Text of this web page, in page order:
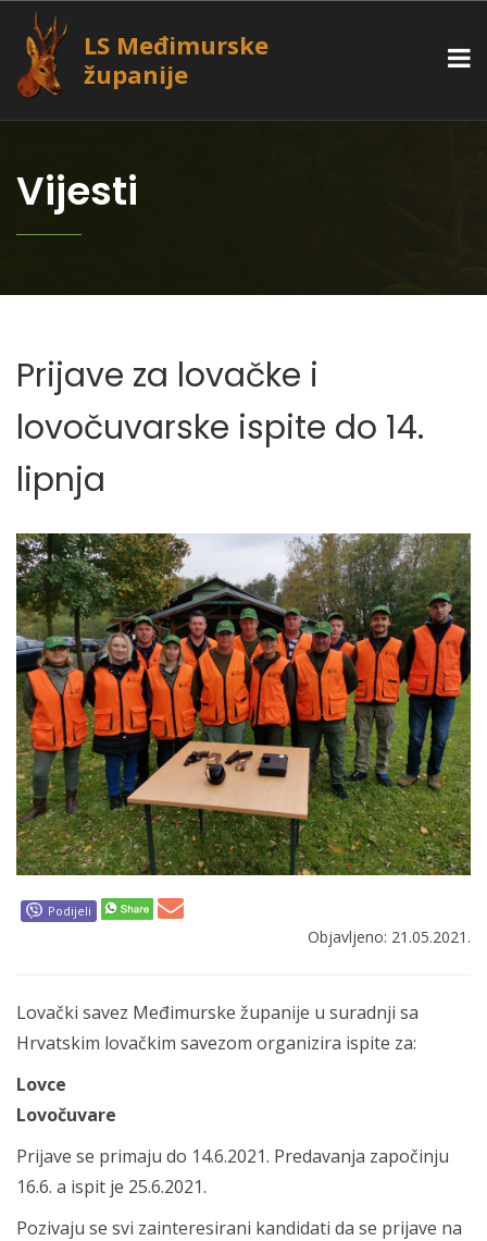
LS Međimurske
županije
Vijesti
Prijave za lovačke i
lovočuvarske ispite do 14.
lipnja
Podijeli
Objavljeno: 21.05.2021.
Lovački savez Međimurske županije u suradnji sa
Hrvatskim lovačkim savezom organizira ispite za:
Lovce
Lovočuvare
Prijave se primaju do 14.6.2021. Predavanja započinju
16.6. a ispit je 25.6.2021.
Pozivaju se svi zainteresirani kandidati da se prijave na